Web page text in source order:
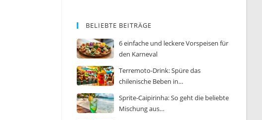
BELIEBTE BEITRÄGE
6 einfache und leckere Vorspeisen für
den Karneval
Terremoto-Drink: Spüre das
chilenische Beben in…
Sprite-Caipirinha: So geht die beliebte
Mischung aus…